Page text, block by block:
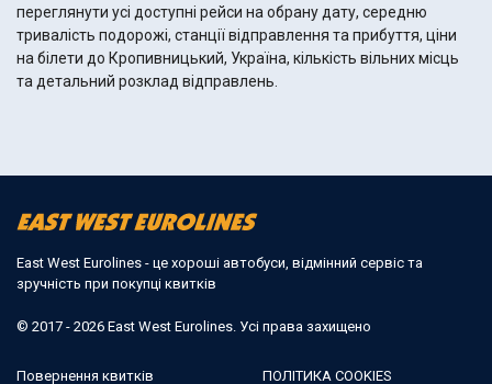
переглянути усі доступні рейси на обрану дату, середню
тривалість подорожі, станції відправлення та прибуття, ціни
на білети до Кропивницький, Україна, кількість вільних місць
та детальний розклад відправлень.
East West Eurolines - це хороші автобуси, відмінний сервіс та
зручність при покупці квитків
© 2017 - 2026 East West Eurolines. Усі права захищено
Повернення квитків ПОЛІТИКА COOKIES